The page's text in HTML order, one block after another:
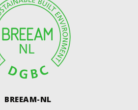
BREEAM-NL